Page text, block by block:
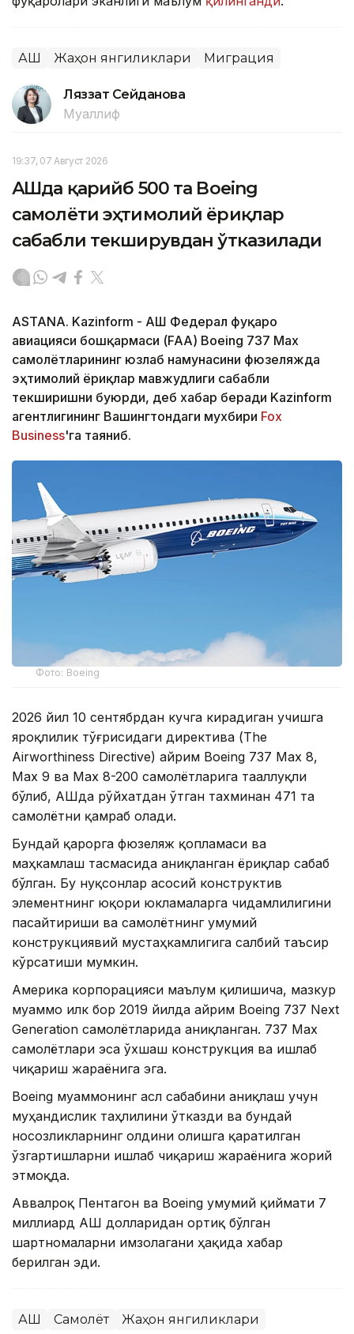
АҚШ Жаҳон янгиликлари Миграция
Ляззат Сейданова
Муаллиф
19:37, 07 Август 2026
АҚШда қарийб 500 та Boeing
самолёти эҳтимолий ёриқлар
сабабли текширувдан ўтказилади
ASTANA. Kazinform - АҚШ Федерал фуқаро
авиацияси бошқармаси (FAA) Boeing 737 Max
самолётларининг юзлаб намунасини фюзеляжда
эҳтимолий ёриқлар мавжудлиги сабабли
текширишни буюрди, деб хабар беради Kazinform
агентлигининг Вашингтондаги мухбири Fox
Business'га таяниб.
Фото: Boeing
2026 йил 10 сентябрдан кучга кирадиган учишга
яроқлилик тўғрисидаги директива (The
Airworthiness Directive) айрим Boeing 737 Max 8,
Max 9 ва Max 8-200 самолётларига тааллуқли
бўлиб, АҚШда рўйхатдан ўтган тахминан 471 та
самолётни қамраб олади.
Бундай қарорга фюзеляж қопламаси ва
маҳкамлаш тасмасида аниқланган ёриқлар сабаб
бўлган. Бу нуқсонлар асосий конструктив
элементнинг юқори юкламаларга чидамлилигини
пасайтириши ва самолётнинг умумий
конструкциявий мустаҳкамлигига салбий таъсир
кўрсатиши мумкин.
Америка корпорацияси маълум қилишича, мазкур
муаммо илк бор 2019 йилда айрим Boeing 737 Next
Generation самолётларида аниқланган. 737 Max
самолётлари эса ўхшаш конструкция ва ишлаб
чиқариш жараёнига эга.
Boeing муаммонинг асл сабабини аниқлаш учун
муҳандислик таҳлилини ўтказди ва бундай
носозликларнинг олдини олишга қаратилган
ўзгартишларни ишлаб чиқариш жараёнига жорий
этмоқда.
Аввалроқ Пентагон ва Boeing умумий қиймати 7
миллиард АҚШ долларидан ортиқ бўлган
шартномаларни имзолагани ҳақида хабар
берилган эди.
АҚШ Самолёт Жаҳон янгиликлари